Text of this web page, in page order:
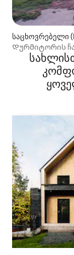
საცხოვრებელი
Დურმიტორის